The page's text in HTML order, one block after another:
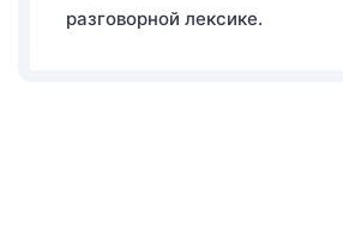
разговорной лексике.